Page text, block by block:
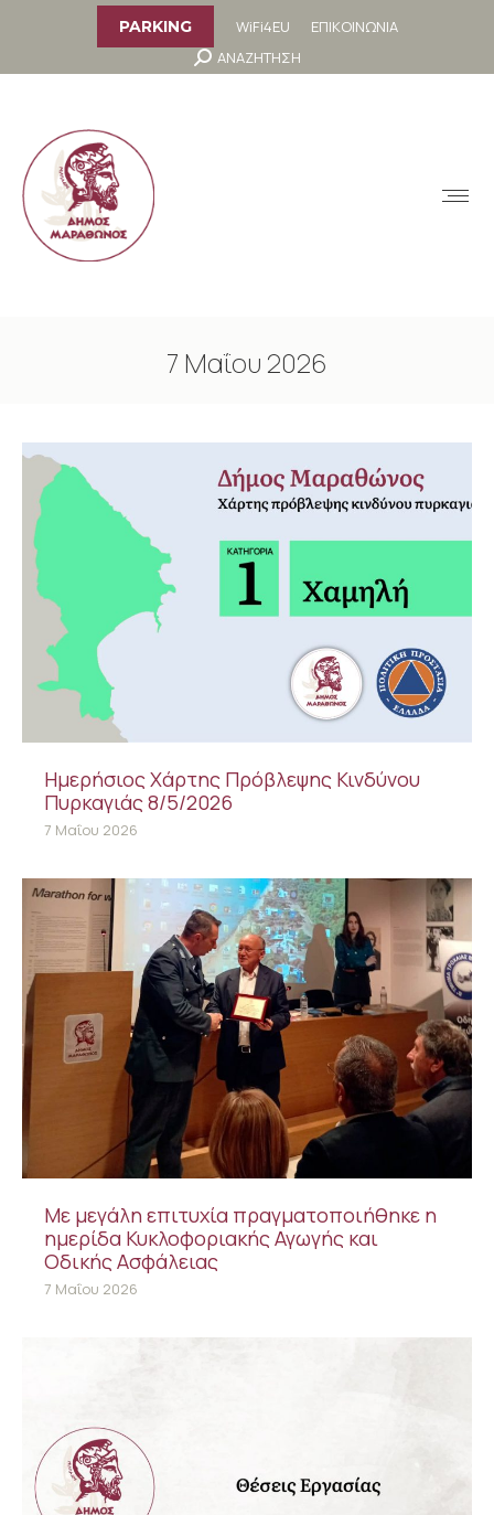
PARKING WiFi4EU
ΕΠΙΚΟΙΝΩΝΙΑ
Search:
ΑΝΑΖΗΤΗΣΗ
7 Μαΐου 2026
Ημερήσιος Χάρτης Πρόβλεψης Κινδύνου
Πυρκαγιάς 8/5/2026
7 Μαΐου 2026
Με μεγάλη επιτυχία πραγματοποιήθηκε η
ημερίδα Κυκλοφοριακής Αγωγής και
Οδικής Ασφάλειας
7 Μαΐου 2026